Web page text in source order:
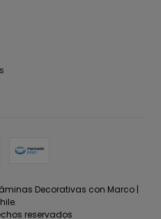
Decorativas con Marco |
reservados